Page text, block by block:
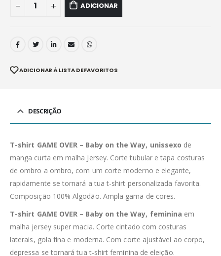
ADICIONAR
ADICIONAR À LISTA DE FAVORITOS
DESCRIÇÃO
T-shirt GAME OVER – Baby on the Way, unissexo de
manga curta em malha Jersey. Corte tubular e tapa costuras
de ombro a ombro, com um corte moderno e elegante,
rapidamente se tornará a tua t-shirt personalizada favorita.
Composição 100% Algodão. Ampla gama de cores.
T-shirt GAME OVER – Baby on the Way, feminina em
malha jersey super macia. Corte cintado com costuras
laterais, gola fina e moderna. Com corte ajustável ao corpo,
depressa se tornará tua t-shirt feminina de eleição.